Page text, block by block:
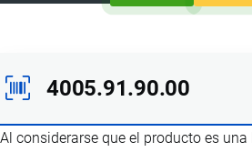
4005.91.90.00
Al considerarse que el producto es una